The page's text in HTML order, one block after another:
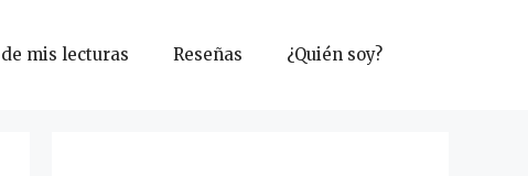
mis lecturas Reseñas ¿Quién soy?